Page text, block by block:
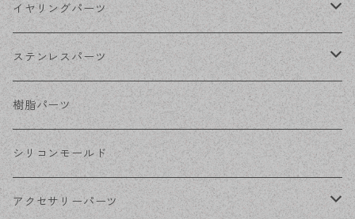
シルバー
ホワイトシルバー
ステンレス・シルバー
ステンレス・ゴールド
ポストピアス
フックピアス
その他ピアス
イヤリングパーツ
ネジばねイヤリング
クリップイヤリング
ノンホールピアス
ステンレスパーツ
ステンレスピアス
ステンレスイヤリング
ステンレスチェーン
樹脂パーツ
シリコンモールド
アクセサリーパーツ